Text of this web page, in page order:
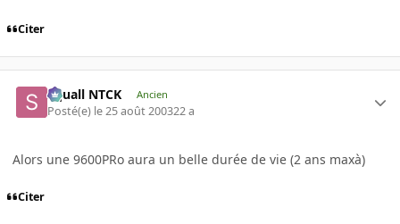
Citer
Squall NTCK Ancien
Posté(e) le 25 août 200322 a
Alors une 9600PRo aura un belle durée de vie (2 ans maxà)
Citer